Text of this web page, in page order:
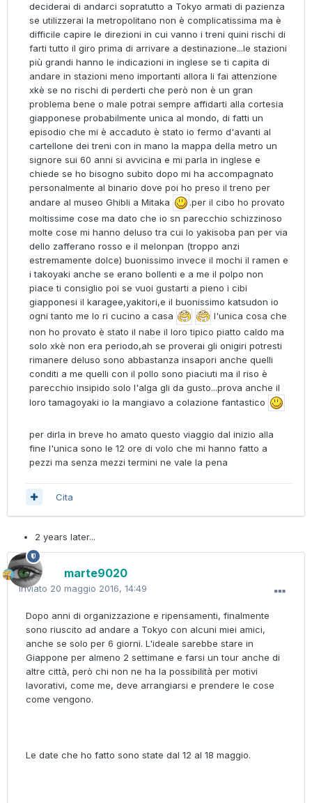
deciderai di andarci sopratutto a Tokyo armati di pazienza
se utilizzerai la metropolitano non è complicatissima ma è
difficile capire le direzioni in cui vanno i treni quini rischi di
farti tutto il giro prima di arrivare a destinazione...le stazioni
più grandi hanno le indicazioni in inglese se ti capita di
andare in stazioni meno importanti allora li fai attenzione
xkè se no rischi di perderti che però non è un gran
problema bene o male potrai sempre affidarti alla cortesia
giapponese probabilmente unica al mondo, di fatti un
episodio che mi è accaduto è stato io fermo d'avanti al
cartellone dei treni con in mano la mappa della metro un
signore sui 60 anni si avvicina e mi parla in inglese e
chiede se ho bisogno subito dopo mi ha accompagnato
personalmente al binario dove poi ho preso il treno per
andare al museo Ghibli a Mitaka
.per il cibo ho provato
moltissime cose ma dato che io sn parecchio schizzinoso
molte cose mi hanno deluso tra cui lo yakisoba pan per via
dello zafferano rosso e il melonpan (troppo anzi
estremamente dolce) buonissimo invece il mochi il ramen e
i takoyaki anche se erano bollenti e a me il polpo non
piace ti consiglio poi se vuoi gustarti a pieno i cibi
giapponesi il karagee,yakitori,e il buonissimo katsudon io
ogni tanto me lo ri cucino a casa
l'unica cosa che
non ho provato è stato il nabe il loro tipico piatto caldo ma
solo xkè non era periodo,ah se proverai gli onigiri potresti
rimanere deluso sono abbastanza insapori anche quelli
conditi a me quelli con il pollo sono piaciuti ma il riso è
parecchio insipido solo l'alga gli da gusto...prova anche il
loro tamagoyaki io la mangiavo a colazione fantastico
per dirla in breve ho amato questo viaggio dal inizio alla
fine l'unica sono le 12 ore di volo che mi hanno fatto a
pezzi ma senza mezzi termini ne vale la pena
Cita
2 years later...
marte9020
Inviato 20 maggio 2016, 14:49
Dopo anni di organizzazione e ripensamenti, finalmente
sono riuscito ad andare a Tokyo con alcuni miei amici,
anche se solo per 6 giorni. L'ideale sarebbe stare in
Giappone per almeno 2 settimane e farsi un tour anche di
altre città, però chi non ne ha la possibilità per motivi
lavorativi, come me, deve arrangiarsi e prendere le cose
come vengono.
Le date che ho fatto sono state dal 12 al 18 maggio.